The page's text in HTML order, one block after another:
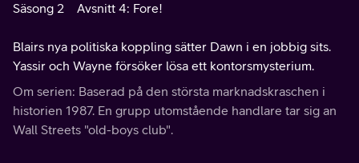
Säsong 2 Avsnitt 4: Fore!
Blairs nya politiska koppling sätter Dawn i en jobbig sits.
Yassir och Wayne försöker lösa ett kontorsmysterium.
Om serien: Baserad på den största marknadskraschen i
historien 1987. En grupp utomstående handlare tar sig an
Wall Streets "old-boys club".